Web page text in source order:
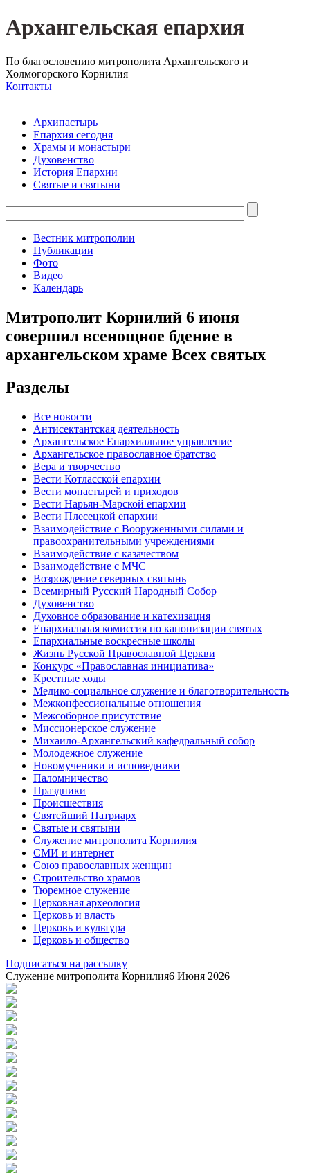
Архангельская епархия
По благословению митрополита Архангельского и
Холмогорского Корнилия
Контакты
Архипастырь
Епархия сегодня
Храмы и монастыри
Духовенство
История Епархии
Святые и святыни
Вестник митрополии
Публикации
Фото
Видео
Календарь
Митрополит Корнилий 6 июня
совершил всенощное бдение в
архангельском храме Всех святых
Разделы
Все новости
Антисектантская деятельность
Архангельское Епархиальное управление
Архангельское православное братство
Вера и творчество
Вести Котласской епархии
Вести монастырей и приходов
Вести Нарьян-Марской епархии
Вести Плесецкой епархии
Взаимодействие с Вооруженными силами и
правоохранительными учреждениями
Взаимодействие с казачеством
Взаимодействие с МЧС
Возрождение северных святынь
Всемирный Русский Народный Собор
Духовенство
Духовное образование и катехизация
Епархиальная комиссия по канонизации святых
Епархиальные воскресные школы
Жизнь Русской Православной Церкви
Конкурс «Православная инициатива»
Крестные ходы
Медико-социальное служение и благотворительность
Межконфессиональные отношения
Межсоборное присутствие
Миссионерское служение
Михаило-Архангельский кафедральный собор
Молодежное служение
Новомученики и исповедники
Паломничество
Праздники
Происшествия
Святейший Патриарх
Святые и святыни
Служение митрополита Корнилия
СМИ и интернет
Союз православных женщин
Строительство храмов
Тюремное служение
Церковная археология
Церковь и власть
Церковь и культура
Церковь и общество
Подписаться на рассылку
Служение митрополита Корнилия6 Июня 2026